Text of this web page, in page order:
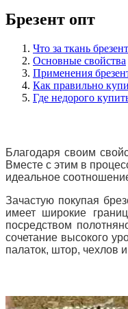
Брезент опт
Что за ткань
Основные свойства
Применения
Как правильно
Где недорого
Благодаря своим
Вместе с этим в
идеальное
Зачастую покупая
имеет широкие
посредством
сочетание высокого
палаток, штор, чехлов и